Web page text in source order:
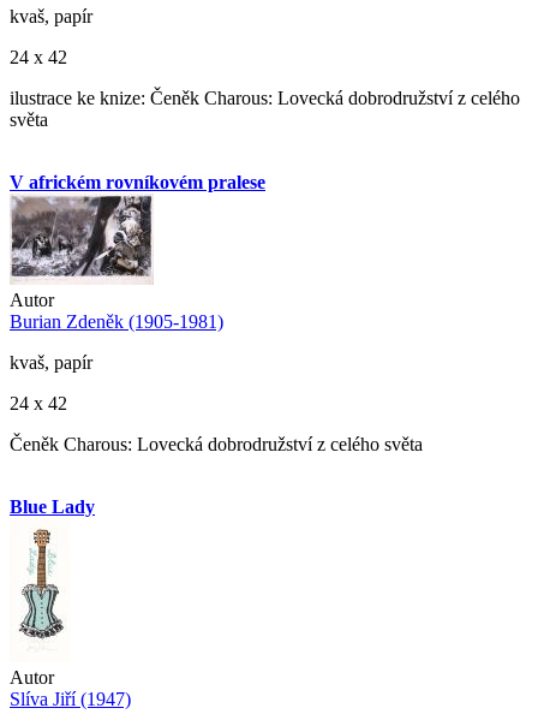
kvaš, papír
24 x 42
ilustrace ke knize: Čeněk Charous: Lovecká dobrodružství z celého
světa
V africkém rovníkovém pralese
Autor
Burian Zdeněk (1905-1981)
kvaš, papír
24 x 42
Čeněk Charous: Lovecká dobrodružství z celého světa
Blue Lady
Autor
Slíva Jiří (1947)